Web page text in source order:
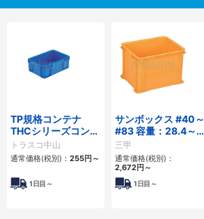
TP規格コンテナ
THCシリーズコンテ
ナ （Aタイプ）
トラスコ中山
通常価格(税別)： 255円 ～
1日目～
サンボックス #40～
#83 容量：28.4～
112.0L
三甲
通常価格(税別)：
2,672円 ～
1日目～